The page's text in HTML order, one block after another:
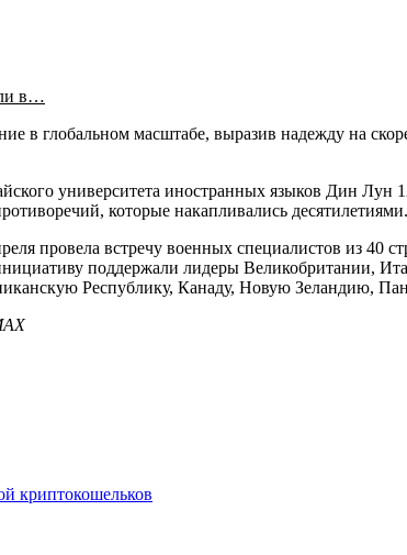
в…
в глобальном масштабе, выразив надежду на
университета иностранных языков Дин Лун
которые накапливались десятилетиями.
провела встречу военных специалистов из 40
поддержали лидеры
Республику, Канаду, Новую Зеландию,
криптокошельков